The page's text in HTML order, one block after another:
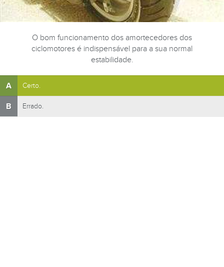
O bom funcionamento dos amortecedores dos
ciclomotores é indispensável para a sua normal
estabilidade.
A Certo.
B Errado.